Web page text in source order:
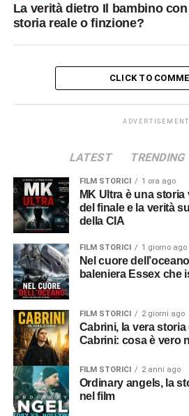
La verità dietro Il bambino
storia reale o finzione?
CLICK TO
ADVERTISEMENT
LATEST TRENDING
FILM STORICI 1 ora ago
MK Ultra è una storia vera? Spiegazione
del finale e la verità
della CIA
FILM STORICI 1 giorno ago
Nel cuore dell’oceano: la vera storia della
baleniera Essex che
FILM STORICI 2 giorni ago
Cabrini, la vera storia di Santa Francesca
Cabrini: cosa è vero
FILM STORICI 2 anni ago
Ordinary angels, la storia vera e gli errori
nel film